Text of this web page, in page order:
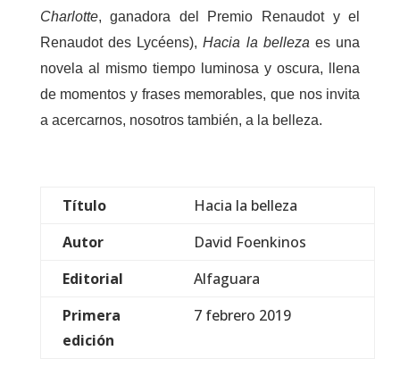
Charlotte, ganadora del Premio Renaudot y el
Renaudot des Lycéens),Hacia la belleza es una
novela al mismo tiempo luminosa y oscura, llena
de momentos y frases memorables, que nos invita
a acercarnos, nosotros también, a la belleza.
Título
Hacia la belleza
Autor
David Foenkinos
Editorial
Alfaguara
Primera
edición
7 febrero 2019